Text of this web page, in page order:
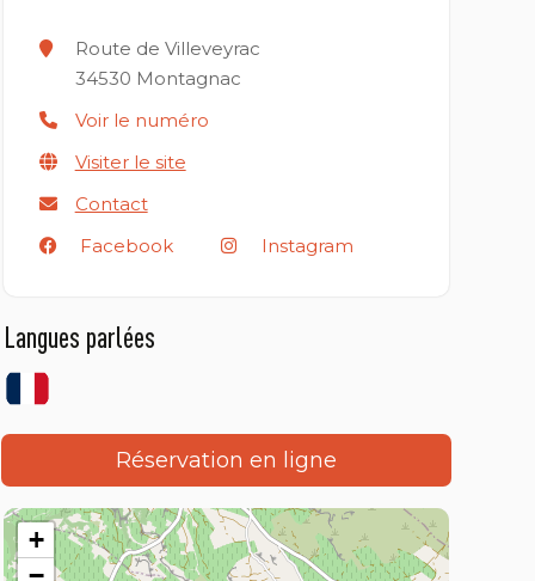
Route de Villeveyrac
34530 Montagnac
Voir le numéro
Visiter le site
Contact
Facebook
Instagram
Langues parlées
Réservation en ligne
+
−